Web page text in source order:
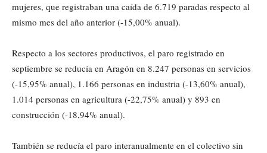
mujeres, que registraban una caída de 6.719 paradas respecto al
mismo mes del año anterior (-15,00% anual).
Respecto a los sectores productivos, el paro registrado en
septiembre se reducía en Aragón en 8.247 personas en servicios
(-15,95% anual), 1.166 personas en industria (-13,60% anual),
1.014 personas en agricultura (-22,75% anual) y 893 en
construcción (-18,94% anual).
También se reducía el paro interanualmente en el colectivo sin